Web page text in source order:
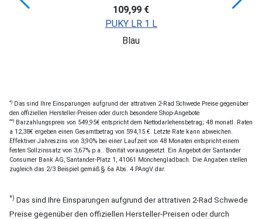
109,99 €
PUKY LR 1 L
Blau
*) Das sind Ihre Einsparungen aufgrund der attrativen 2-Rad Schwede Preise gegenüber
den offiziellen Hersteller-Preisen oder durch besondere Shop-Angebote
**) Barzahlungspreis von 549,95€ entspricht dem Nettodarlehensbetrag; 48 monatl. Raten
a 12,38€ ergeben einen Gesamtbetrag von 594,15 €. Letzte Rate kann abweichen.
Effektiver Jahreszins von 3,90% bei einer Laufzeit von 48 Monaten entspricht einem
festen Sollzinssatz von 3,67% p.a.. Bonität vorausgesetzt. Ein Angebot der Santander
Consumer Bank AG, Santander-Platz 1, 41061 Mönchengladbach. Die Angaben stellen
zugleich das 2/3 Beispiel gemäß § 6a Abs. 4 PAngV dar.
*) Das sind Ihre Einsparungen aufgrund der attrativen 2-Rad Schwede
Preise gegenüber den offiziellen Hersteller-Preisen oder durch